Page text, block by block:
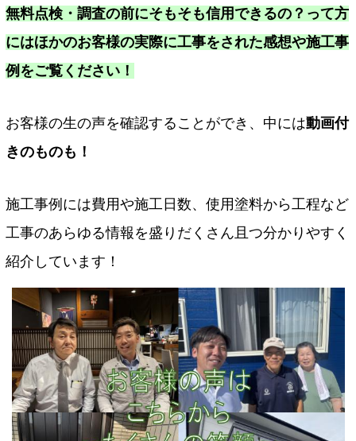
無料点検・調査の前にそもそも信用できるの？って方
にはほかのお客様の実際に工事をされた感想や施工事
例をご覧ください！
お客様の生の声を確認することができ、中には動画付
きのものも！
施工事例には費用や施工日数、使用塗料から工程など
工事のあらゆる情報を盛りだくさん且つ分かりやすく
紹介しています！